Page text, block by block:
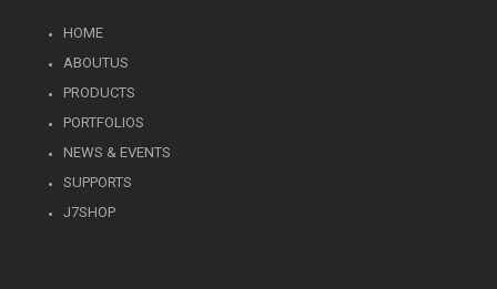
HOME
ABOUTUS
PRODUCTS
PORTFOLIOS
NEWS & EVENTS
SUPPORTS
J7SHOP